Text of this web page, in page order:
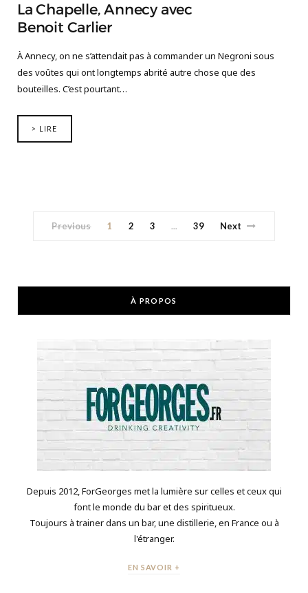
La Chapelle, Annecy avec
Benoit Carlier
À Annecy, on ne s’attendait pas à commander un Negroni sous
des voûtes qui ont longtemps abrité autre chose que des
bouteilles. C’est pourtant…
> LIRE
Previous 1 2 3 … 39 Next
À PROPOS
Depuis 2012, ForGeorges met la lumière sur celles et ceux qui
font le monde du bar et des spiritueux.
Toujours à trainer dans un bar, une distillerie, en France ou à
l'étranger.
EN SAVOIR +